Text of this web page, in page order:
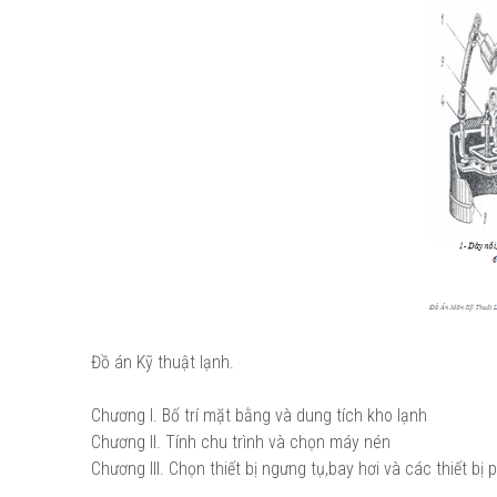
Đồ án Kỹ thuật lạnh.
Chương I. Bố trí mặt bằng và dung tích kho lạnh
Chương II. Tính chu trình và chọn máy nén
Chương III. Chọn thiết bị ngưng tụ,bay hơi và các thiết bị